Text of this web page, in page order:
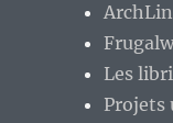
Les
Projets